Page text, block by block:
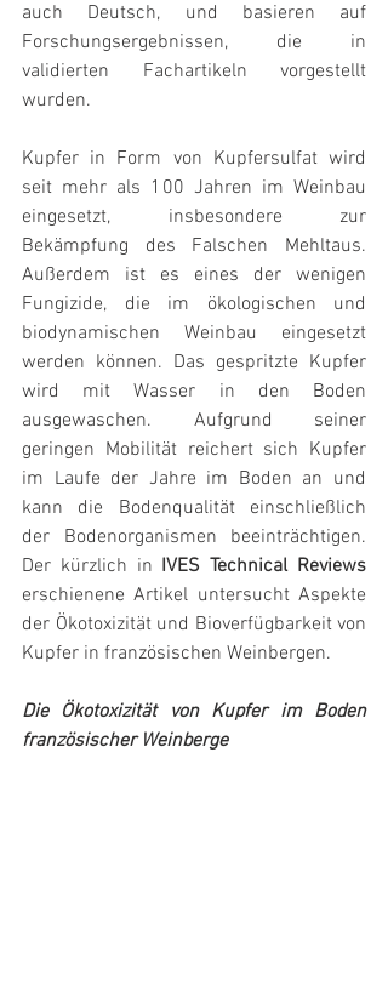
auch Deutsch, und basieren auf
Forschungsergebnissen, die in
validierten Fachartikeln vorgestellt
wurden.
Kupfer in Form von Kupfersulfat wird
seit mehr als 100 Jahren im Weinbau
eingesetzt, insbesondere zur
Bekämpfung des Falschen Mehltaus.
Außerdem ist es eines der wenigen
Fungizide, die im ökologischen und
biodynamischen Weinbau eingesetzt
werden können. Das gespritzte Kupfer
wird mit Wasser in den Boden
ausgewaschen. Aufgrund seiner
geringen Mobilität reichert sich Kupfer
im Laufe der Jahre im Boden an und
kann die Bodenqualität einschließlich
der Bodenorganismen beeinträchtigen.
Der kürzlich in IVES Technical Reviews
erschienene Artikel untersucht Aspekte
der Ökotoxizität und Bioverfügbarkeit von
Kupfer in französischen Weinbergen.
Die Ökotoxizität von Kupfer im Boden
französischer Weinberge